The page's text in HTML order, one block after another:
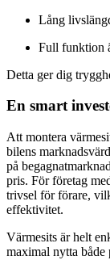
Lång
Full funktion
Detta ger dig
En smart
Att montera
bilens
på
pris. För företag
trivsel för förare,
effektivitet.
Värmesits är helt
maximal nytta både